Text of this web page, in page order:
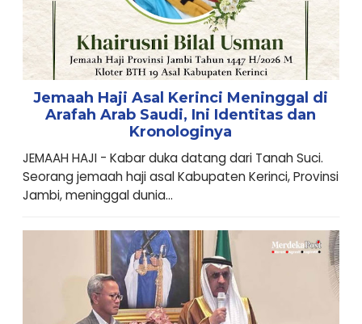
Jemaah Haji Asal Kerinci Meninggal di
Arafah Arab Saudi, Ini Identitas dan
Kronologinya
JEMAAH HAJI - Kabar duka datang dari Tanah Suci.
Seorang jemaah haji asal Kabupaten Kerinci, Provinsi
Jambi, meninggal dunia...